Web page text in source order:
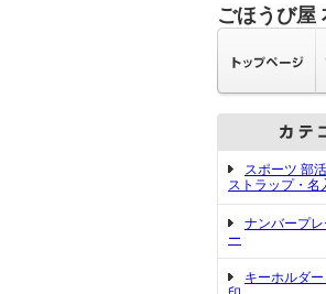
ごほうび屋
スポーツ 部
ストラップ・名
ナンバープ
ー
キーホルダ